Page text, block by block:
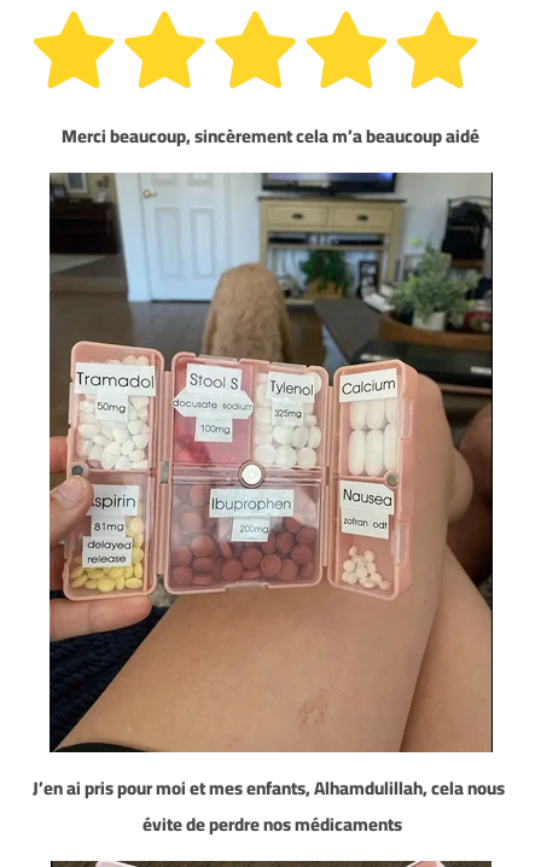
J’en ai pris pour moi et mes enfants, Alhamdulillah, cela nous
évite de perdre nos médicaments